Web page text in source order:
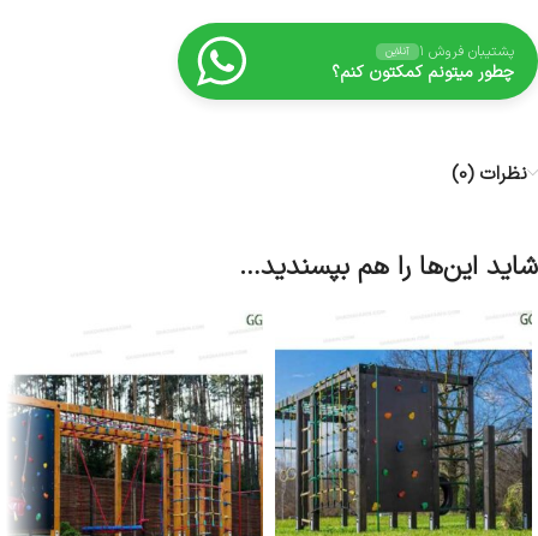
پشتیبان فروش ۱ آنلاین
چطور میتونم کمکتون کنم؟
نظرات (0)
شاید این‌ها را هم بپسندید…